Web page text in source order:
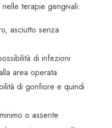
terapie gengivali:
asciutto senza
di infezioni
area operata
di gonfiore e quindi
o assente